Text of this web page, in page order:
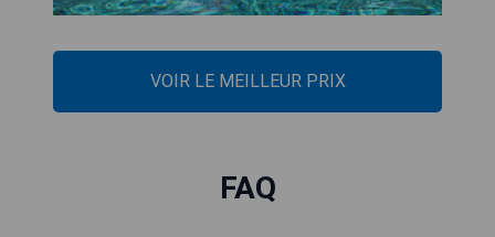
VOIR LE MEILLEUR PRIX
FAQ